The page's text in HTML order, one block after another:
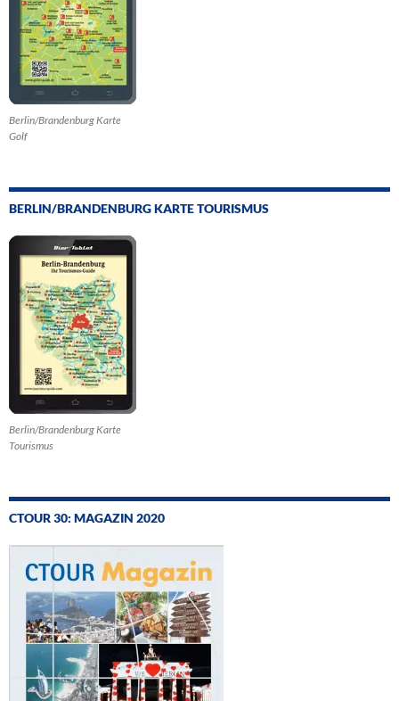
Berlin/Brandenburg Karte
Golf
BERLIN/BRANDENBURG KARTE TOURISMUS
Berlin/Brandenburg Karte
Tourismus
CTOUR 30: MAGAZIN 2020